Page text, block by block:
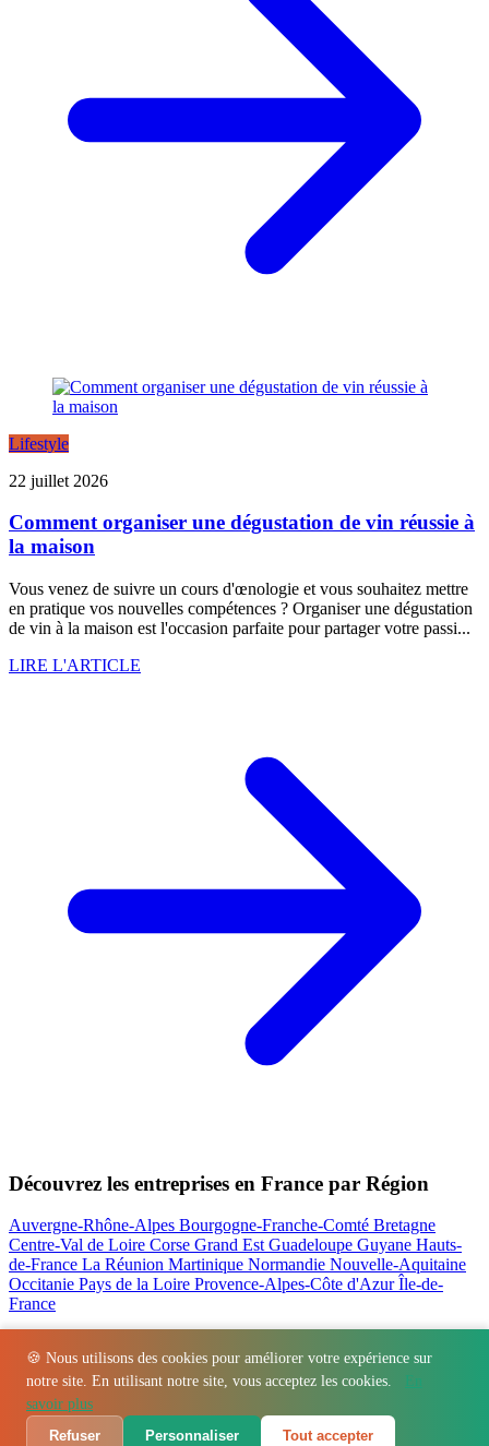
🍪 Nous utilisons des cookies pour améliorer votre expérience sur
notre site. En utilisant notre site, vous acceptez les cookies.
En
savoir plus
Refuser
Personnaliser Tout accepter
Lifestyle
22 juillet 2026
Comment organiser une dégustation de vin réussie à
la maison
Vous venez de suivre un cours d'œnologie et vous souhaitez mettre
en pratique vos nouvelles compétences ? Organiser une dégustation
de vin à la maison est l'occasion parfaite pour partager votre passi...
LIRE L'ARTICLE
Découvrez les entreprises en France par Région
Auvergne-Rhône-Alpes Bourgogne-Franche-Comté Bretagne
Centre-Val de Loire Corse Grand EstGuadeloupe Guyane Hauts-
de-France La Réunion Martinique Normandie Nouvelle-Aquitaine
Occitanie Pays de la Loire Provence-Alpes-Côte d'AzurÎle-de-
France
Nos actualités les plus consultées
Régions - Départements - Villes - Entreprises - Marques Contact
Espace presse